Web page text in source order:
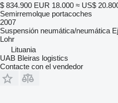
$ 834.900 EUR 18.000 ≈ US$
Semirremolque portacoches
2007
Suspensión neumática/neumática
Lohr
Lituania
UAB Bleiras logistics
Contacte con el vendedor